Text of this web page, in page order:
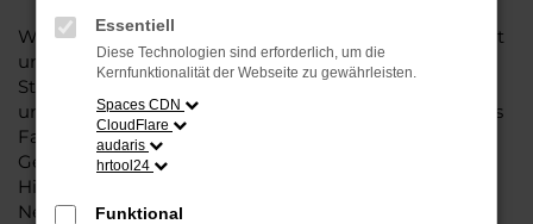
Wer in puncto Qualität keinerlei Kompromisse eingeht
und bei Fahrten durch Magdeburg auf dem neuesten
Stand der Automobiltechnik sein möchte, landet
unweigerlich bei einem VW ID.3 EU-Neuwagen. Dieses
Fahrzeug überzeugt vor allem in der aktuellen
Generation in den Vergleichstests und gilt in vielerlei
Hinsicht als Trendsetter. Wenn Sie Ihren VW ID.3 EU-
Neuwagen für Magdeburg bei Steinböhmer kaufen,
Essentiell
Diese Technologien sind erforderlich, um die
Kernfunktionalität der Webseite zu gewährleisten.
Spaces CDN
CloudFlare
audaris
hrtool24
Funktional